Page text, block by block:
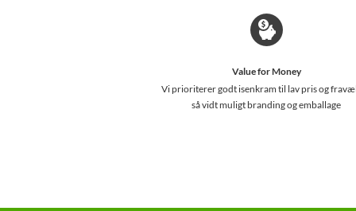
Value for Money
Vi prioriterer godt isenkram til lav pris og
så vidt muligt branding og emballage